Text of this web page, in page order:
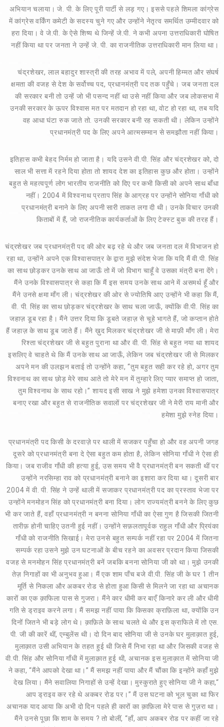
अभियान चलाया। जे. पी. के लिए पूरी पार्टी से लड़ गए। इससे पहले शिमला कांग्रेस
में कांग्रेस वर्किंग कमेटी के सदस्य चुने गए और उन्होंने नेतृत्व समर्थित उम्मीदवार को
हरा दिया। वे जे.पी. के ऐसे शिष्य थे जिन्हें जे.पी. ने कभी अपना उत्तराधिकारी घोषित
नहीं किया था पर जनता ने उन्हें जे. पी. का राजनीतिक उत्तराधिकारी मान लिया था।
चंद्रशेखर, लाल बहादुर शास्त्री की तरह अभाव में पले, अपनी हिम्मत और संघर्ष
क्षमता की वजह से देश के सर्वोच्च पद, प्रधानमंत्री पद तक पहुँचे। जब जनता दल
की सरकार बनी तो उन्हें जो भी पसन्द नहीं था उसे नहीं किया और जब लोकसभा में
उनकी सरकार के ऊपर विश्वास मत पर मतदान हो रहा था, वोट हो रहा था, तब यदि
वह आधा घंटा रुक जाते तो. उनकी सरकार बनी रह सकती थी। लेकिन उन्होंने
प्रधानमंत्री पद के लिए अपने आत्मसम्मान से समझौता नहीं किया।
इतिहास कभी बेहद निर्मम हो जाता है। यदि उसने वी.पी. सिंह और चंद्रशेखर को, दो
साल भी सत्ता में रहने दिया होता तो शायद देश का इतिहास कुछ और होता। उन्होंने
बहुत से महत्वपूर्ण लोग भारतीय राजनीति को दिए पर कभी किसी को अपने साथ बाँधा
नहीं। 2004 में विश्वनाथ प्रताप सिंह के आग्रह पर उन्होंने सोनिया गाँधी को
प्रधानमंत्री बनाने के लिए अपनी सारी ताकत लगा दी थी। उनके विचार उनकी
किताबों में हैं, जो राजनीतिक कार्यकर्ताओं के लिए टेक्स्ट बुक की तरह हैं।
चंद्रशेखर जब प्रधानमंत्री पद की ओर बढ़ रहे थे और जब जनता दल में विभाजन हो
रहा था, उन्होंने अपने एक विश्वासपात्र के द्वारा मुझे संदेश भेजा कि यदि मैं वी.पी. सिंह
का साथ छोड़कर उनके साथ आ जाऊँ तो में जो विभाग चाहूँ वे उसका मंत्री बना देंगे।
मैंने उनके विश्वासपात्र से कहा कि मैं इस समय उनके साथ आने में असमर्थ हूँ और
मैंने उनसे क्षमा माँग ली। चंद्रशेखर की ओर से ज्योतिषि आए उन्होंने भी कहा कि मैं,
वी. पी. सिंह का साथ छोड़कर चंद्रशेखर के साथ चला जाऊँ, क्योंकि वी.पी. सिंह का
जहाज़ डूब रहा है। मैंने उत्तर दिया कि डूबते जहाज़ से चूहे भागते हैं, जो कप्तान होते
हैं जहाज़ के साथ डूब जाते हैं। मैंने ख़ुद मिलकर चंद्रशेखर जी से माफ़ी माँग ली। मेरा
रिश्ता चंद्रशेखर जी से बहुत पुराना था और वी. पी. सिंह से बहुत नया था शायद
इसलिए वे चाहते थे कि मैं उनके साथ आ जाऊँ, लेकिन जब चंद्रशेखर जी से मिलकर
अपने मन की उलझन बताई तो उन्होंने कहा, “तुम बहुत सही कर रहे हो, अगर तुम
विश्वनाथ का साथ छोड़ मेरे साथ आते तो मेरे मन में तुम्हारे लिए प्यार समाप्त हो जाता,
तुम विश्वनाथ के साथ रहो।” शायद इसी साख ने मुझे हमेशा उनका विश्वासपात्र
बनाए रखा और बहुत से राजनीतिक सवालों पर चंद्रशेखर जी ने मेरी राय मानी और
हमेशा मुझे स्नेह दिया।
प्रधानमंत्री पद किसी के दरवाज़े पर थाली में सजकर पहुँचा हो और वह अपनी जगह
दूसरे को प्रधानमंत्री बना दे ऐसा बहुत कम होता है, लेकिन सोनिया गाँधी ने ऐसा ही
किया। जब राजीव गाँधी की हत्या हुई, उस समय भी वै प्रधानमंत्री बन सकती थीं पर
उन्होंने नरसिम्हा राव को प्रधानमंत्री बनाने का इशारा कर दिया था। दूसरी बार
2004 में वी. पी. सिंह ने उन्हें थाली में सजाकर प्रधानमंत्री पद का प्रस्ताव भेजा पर
उन्होंने मनमोहन सिंह को प्रधानमंत्री बना दिया। लोग राज्यमंत्री बनने के लिए कुछ
भी कर जाते हैं, वहाँ प्रधानमंत्री न बनना सोनिया गाँधी का ऐसा गुण है जिसकी जितनी
तारीफ़ होनी चाहिए उतनी हुई नहीं। उन्होंने सफ़लतापूर्वक राहुल गाँधी और प्रियंका
गाँधी को राजनीति सिखाई। मेरा उनसे बहुत सम्पर्क नहीं रहा पर 2004 में जितना
सम्पर्क रहा उसने मुझे उन घटनाओं के बीच रहने का अवसर प्रदान किया जिसकी
वजह से मनमोहन सिंह प्रधानमंत्री बनें जबकि बनना सोनिया जी को था। मुझे उनकी
तेज़ निगाहों का भी अनुभव हुआ। मैं एक शाम पाँच बजे वी.पी. सिंह जी के घर 1 तीन
मूर्ति से निकला और अकबर रोड से होता हुआ किसी से मिलने जा रहा था अचानक
कारों का एक क़ाफिला पास से गुजरा। मैंने कार धीमी कर बाएँ किनारे कर ली और धीमी
गति से ड्राइव करने लगा। मैं समझ नहीं पाया कि किसका क्राफ़िला था, क्योंकि उन
दिनों जितने भी बड़े लोग थे। क़ाफ़िले के साथ चलते थे और इस क्राफिले में तो एस.
पी. जी की कारें थीं, एम्बुलेंस थी। दो दिन बाद सोनिया जी से उनके घर मुलाक़ात हुई,
मुलाक़ात उसी अभियान के तहत हुई थी जिसे मैं निभा रहा था और जिसकी वजह से
वी.पी. सिंह और सोनिया गाँधी में मुलाक़ात हुई थी, अचानक इस मुलाक़ात में सोनिया जी
ने कहा, “मैंने आपको देखा था।” मैं समझ नहीं पाया और मैं चौंका कि इन्होंने कहाँ मुझे
देख लिया। मैंने सवालिया निगाहों से उन्हें देखा। मुस्कुराते हुए सोनिया जी ने कहा,“
आप ड्राइव कर रहे थे अकबर रोड पर।” मैं उस घटना को भूल चुका था फिर
अचानक याद आया कि अभी दो दिन पहले ही कारों का क़ाफ़िला मेरे पास से गुज़रा था।
मैंने उनसे पूछा कि शाम के समय ? तो बोलीं, “हाँ, आप अकबर रोड पर कहीं जा रहे